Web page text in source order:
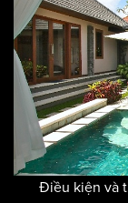
Điều kiện và